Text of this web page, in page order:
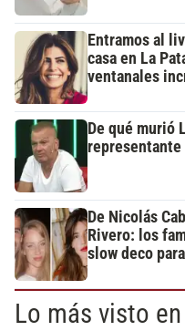
Entramos al
casa en La
ventanales
De qué murió
De Nicolás
Rivero: los
slow deco
Lo más visto en